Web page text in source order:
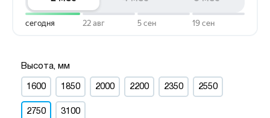
Высота, мм
1600 1850 2000 2200 2350 2550
2750 3100